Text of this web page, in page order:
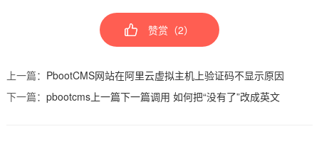
赞赏（2）
上一篇： PbootCMS网站在阿里云虚拟主机上验证码不显示原因
下一篇： pbootcms上一篇下一篇调用 如何把“没有了”改成英文